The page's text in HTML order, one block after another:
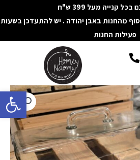
פתח
קנייה מעל 399 ש"ח
מהחנות באבן יהודה . יש להתעדכן בשעות
פעילות החנות